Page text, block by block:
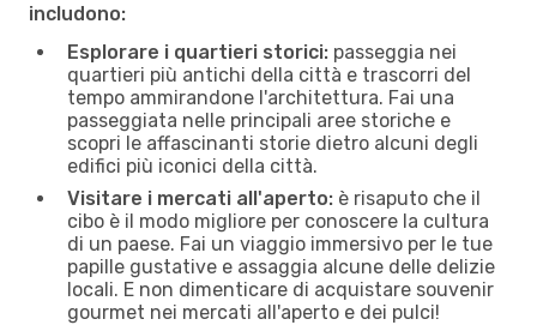
includono:
Esplorare i quartieri storici: passeggia nei
quartieri più antichi della città e trascorri del
tempo ammirandone l'architettura. Fai una
passeggiata nelle principali aree storiche e
scopri le affascinanti storie dietro alcuni degli
edifici più iconici della città.
Visitare i mercati all'aperto: è risaputo che il
cibo è il modo migliore per conoscere la cultura
di un paese. Fai un viaggio immersivo per le tue
papille gustative e assaggia alcune delle delizie
locali. E non dimenticare di acquistare souvenir
gourmet nei mercati all'aperto e dei pulci!